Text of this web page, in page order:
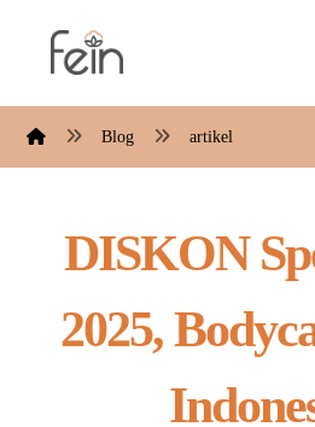
Blog artikel
DISKON
2025,